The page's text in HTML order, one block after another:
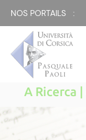
NOS PORTAILS :
A Ricerca |